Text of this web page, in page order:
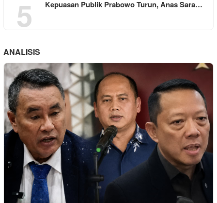
5 Kepuasan Publik Prabowo Turun, Anas Sara…
ANALISIS